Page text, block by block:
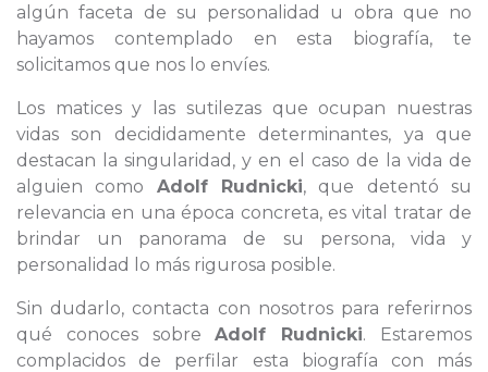
algún faceta de su personalidad u obra que no
hayamos contemplado en esta biografía, te
solicitamos que nos lo envíes.
Los matices y las sutilezas que ocupan nuestras
vidas son decididamente determinantes, ya que
destacan la singularidad, y en el caso de la vida de
alguien como Adolf Rudnicki, que detentó su
relevancia en una época concreta, es vital tratar de
brindar un panorama de su persona, vida y
personalidad lo más rigurosa posible.
Sin dudarlo, contacta con nosotros para referirnos
qué conoces sobreAdolf Rudnicki. Estaremos
complacidos de perfilar esta biografía con más